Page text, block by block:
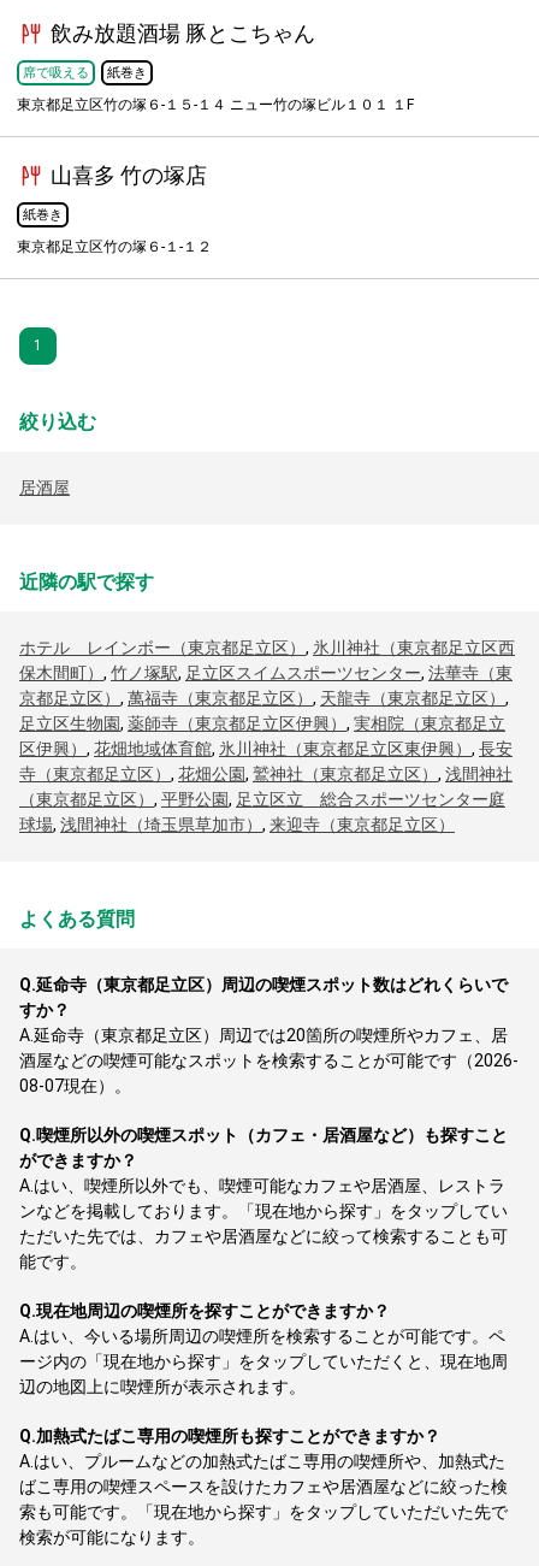
飲み放題酒場 豚とこちゃん
席で吸える 紙巻き
東京都足立区竹の塚６-１５-１４ ニュー竹の塚ビル１０１ １F
山喜多 竹の塚店
紙巻き
東京都足立区竹の塚６-１-１２
1
絞り込む
居酒屋
近隣の駅で探す
ホテル レインボー（東京都足立区） , 氷川神社（東京都足立区西
保木間町） , 竹ノ塚駅, 足立区スイムスポーツセンター, 法華寺（東
京都足立区） , 萬福寺（東京都足立区） , 天龍寺（東京都足立区） ,
足立区生物園, 薬師寺（東京都足立区伊興） , 実相院（東京都足立
区伊興） , 花畑地域体育館, 氷川神社（東京都足立区東伊興） , 長安
寺（東京都足立区） , 花畑公園, 鷲神社（東京都足立区） , 浅間神社
（東京都足立区） , 平野公園, 足立区立 総合スポーツセンター庭
球場, 浅間神社（埼玉県草加市） , 来迎寺（東京都足立区）
よくある質問
Q.延命寺（東京都足立区）周辺の喫煙スポット数はどれくらいで
すか？
A.延命寺（東京都足立区）周辺では20箇所の喫煙所やカフェ、居
酒屋などの喫煙可能なスポットを検索することが可能です（2026-
08-07現在）。
Q.喫煙所以外の喫煙スポット（カフェ・居酒屋など）も探すこと
ができますか？
A. はい、喫煙所以外でも、喫煙可能なカフェや居酒屋、レストラ
ンなどを掲載しております。「現在地から探す」をタップしてい
ただいた先では、カフェや居酒屋などに絞って検索することも可
能です。
Q.現在地周辺の喫煙所を探すことができますか？
A. はい、今いる場所周辺の喫煙所を検索することが可能です。ペ
ージ内の「現在地から探す」をタップしていただくと、現在地周
辺の地図上に喫煙所が表示されます。
Q.加熱式たばこ専用の喫煙所も探すことができますか？
A. はい、プルームなどの加熱式たばこ専用の喫煙所や、加熱式た
ばこ専用の喫煙スペースを設けたカフェや居酒屋などに絞った検
索も可能です。「現在地から探す」をタップしていただいた先で
検索が可能になります。